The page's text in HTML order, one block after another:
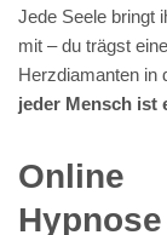
Jede Seele bringt
mit – du trägst
Herzdiamanten in
jeder Mensch ist
Online
Hypnose